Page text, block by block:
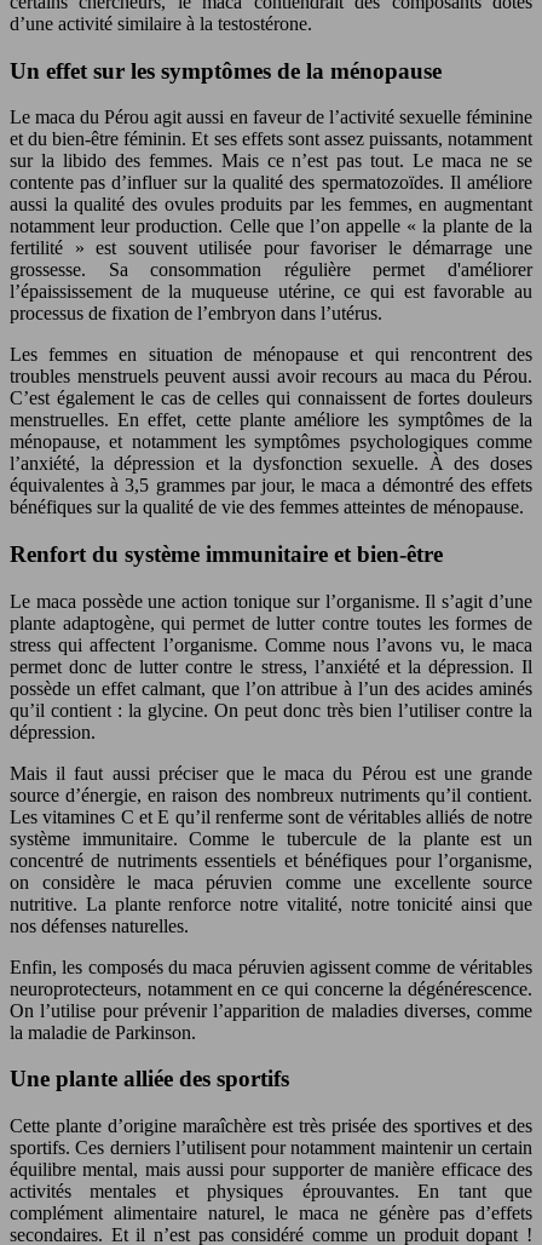
d’une activité similaire à la testostérone.
Un effet sur les symptômes de la ménopause
Le maca du Pérou agit aussi en faveur de l’activité sexuelle féminine
et du bien-être féminin. Et ses effets sont assez puissants, notamment
sur la libido des femmes. Mais ce n’est pas tout. Le maca ne se
contente pas d’influer sur la qualité des spermatozoïdes. Il améliore
aussi la qualité des ovules produits par les femmes, en augmentant
notamment leur production. Celle que l’on appelle « la plante de la
fertilité » est souvent utilisée pour favoriser le démarrage une
grossesse. Sa consommation régulière permet d'améliorer
l’épaississement de la muqueuse utérine, ce qui est favorable au
processus de fixation de l’embryon dans l’utérus.
Les femmes en situation de ménopause et qui rencontrent des
troubles menstruels peuvent aussi avoir recours au maca du Pérou.
C’est également le cas de celles qui connaissent de fortes douleurs
menstruelles. En effet, cette plante améliore les symptômes de la
ménopause, et notamment les symptômes psychologiques comme
l’anxiété, la dépression et la dysfonction sexuelle. À des doses
équivalentes à 3,5 grammes par jour, le maca a démontré des effets
bénéfiques sur la qualité de vie des femmes atteintes de ménopause.
Renfort du système immunitaire et bien-être
Le maca possède une action tonique sur l’organisme. Il s’agit d’une
plante adaptogène, qui permet de lutter contre toutes les formes de
stress qui affectent l’organisme. Comme nous l’avons vu, le maca
permet donc de lutter contre le stress, l’anxiété et la dépression. Il
possède un effet calmant, que l’on attribue à l’un des acides aminés
qu’il contient : la glycine. On peut donc très bien l’utiliser contre la
dépression.
Mais il faut aussi préciser que le maca du Pérou est une grande
source d’énergie, en raison des nombreux nutriments qu’il contient.
Les vitamines C et E qu’il renferme sont de véritables alliés de notre
système immunitaire. Comme le tubercule de la plante est un
concentré de nutriments essentiels et bénéfiques pour l’organisme,
on considère le maca péruvien comme une excellente source
nutritive. La plante renforce notre vitalité, notre tonicité ainsi que
nos défenses naturelles.
Enfin, les composés du maca péruvien agissent comme de véritables
neuroprotecteurs, notamment en ce qui concerne la dégénérescence.
On l’utilise pour prévenir l’apparition de maladies diverses, comme
la maladie de Parkinson.
Une plante alliée des sportifs
Cette plante d’origine maraîchère est très prisée des sportives et des
sportifs. Ces derniers l’utilisent pour notamment maintenir un certain
équilibre mental, mais aussi pour supporter de manière efficace des
activités mentales et physiques éprouvantes. En tant que
complément alimentaire naturel, le maca ne génère pas d’effets
secondaires. Et il n’est pas considéré comme un produit dopant !